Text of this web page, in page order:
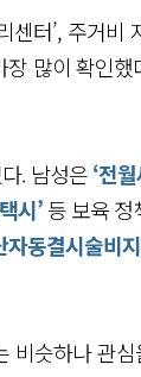
터’, 주거비
장 많이 확인
. 남성은‘전
시’등 보육 정
자동결시술비
비슷하나 관